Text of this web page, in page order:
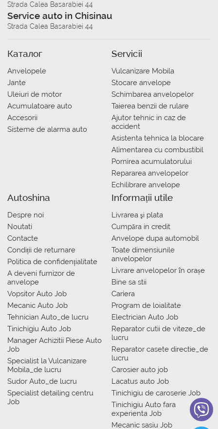
Strada Calea Basarabiei 44
Service auto in Chisinau
Strada Calea Basarabiei 44
Каталог
Anvelopele
Jante
Uleiuri de motor
Acumulatoare auto
Accesorii
Sisteme de alarma auto
Servicii
Vulcanizare Mobila
Stocare anvelope
Schimbarea anvelopelor
Taierea benzii de rulare
Ajutor tehnic in caz de
accident
Asistenta tehnica la blocare
Alimentarea cu combustibil
Pornirea acumulatorului
Repararea anvelopelor
Echilibrare anvelope
Autoshina
Despre noi
Noutati
Contacte
Condiții de returnare
Politica de confidențialitate
A deveni furnizor de
anvelope
Vopsitor Auto Job
Mecanic Auto Job
Tehnician Auto_de lucru
Tinichigiu Auto Job
Manager Achizitii Piese Auto
Job
Specialist la Vulcanizare
Mobila_de lucru
Sudor Auto_de lucru
Specialist detailing centru
Job
Informații utile
Livrarea şi plata
Сumpăra in credit
Anvelope dupa automobil
Toate dimensiunile
anvelopelor
Livrare anvelopelor în orașe
Bine sa stii
Cariera
Program de loialitate
Electrician Auto Job
Reparator cutii de viteze_de
lucru
Reparator casete directie_de
lucru
Carosier auto job
Lacatus auto Job
Tinichigiu de caroserie Job
Tinichigiu Auto fara
experienta Job
Mecanic sasiu Job